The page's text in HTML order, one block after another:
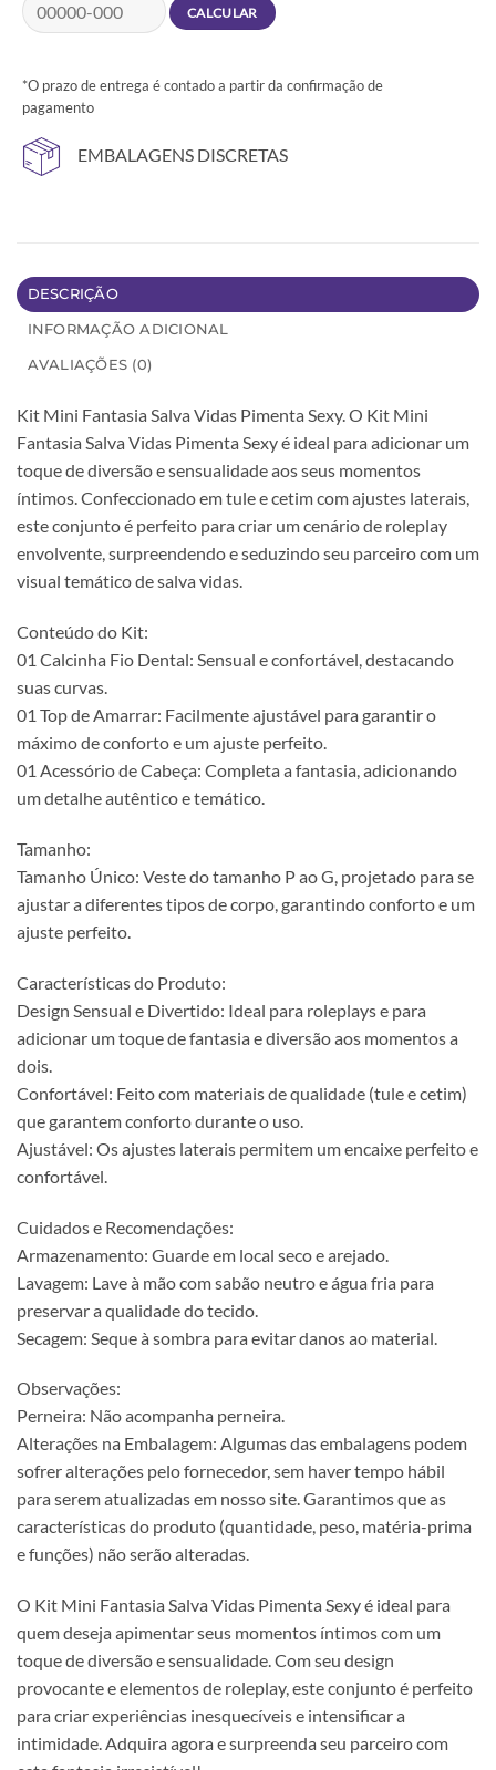
*O prazo de entrega é contado a partir da confirmação de
pagamento
EMBALAGENS DISCRETAS
DESCRIÇÃO
INFORMAÇÃO ADICIONAL
AVALIAÇÕES (0)
Kit Mini Fantasia Salva Vidas Pimenta Sexy. O Kit Mini
Fantasia Salva Vidas Pimenta Sexy é ideal para adicionar um
toque de diversão e sensualidade aos seus momentos
íntimos. Confeccionado em tule e cetim com ajustes laterais,
este conjunto é perfeito para criar um cenário de roleplay
envolvente, surpreendendo e seduzindo seu parceiro com um
visual temático de salva vidas.
Conteúdo do Kit:
01 Calcinha Fio Dental: Sensual e confortável, destacando
suas curvas.
01 Top de Amarrar: Facilmente ajustável para garantir o
máximo de conforto e um ajuste perfeito.
01 Acessório de Cabeça: Completa a fantasia, adicionando
um detalhe autêntico e temático.
Tamanho:
Tamanho Único: Veste do tamanho P ao G, projetado para se
ajustar a diferentes tipos de corpo, garantindo conforto e um
ajuste perfeito.
Características do Produto:
Design Sensual e Divertido: Ideal para roleplays e para
adicionar um toque de fantasia e diversão aos momentos a
dois.
Confortável: Feito com materiais de qualidade (tule e cetim)
que garantem conforto durante o uso.
Ajustável: Os ajustes laterais permitem um encaixe perfeito e
confortável.
Cuidados e Recomendações:
Armazenamento: Guarde em local seco e arejado.
Lavagem: Lave à mão com sabão neutro e água fria para
preservar a qualidade do tecido.
Secagem: Seque à sombra para evitar danos ao material.
Observações:
Perneira: Não acompanha perneira.
Alterações na Embalagem: Algumas das embalagens podem
sofrer alterações pelo fornecedor, sem haver tempo hábil
para serem atualizadas em nosso site. Garantimos que as
características do produto (quantidade, peso, matéria-prima
e funções) não serão alteradas.
O Kit Mini Fantasia Salva Vidas Pimenta Sexy é ideal para
quem deseja apimentar seus momentos íntimos com um
toque de diversão e sensualidade. Com seu design
provocante e elementos de roleplay, este conjunto é perfeito
para criar experiências inesquecíveis e intensificar a
intimidade. Adquira agora e surpreenda seu parceiro com